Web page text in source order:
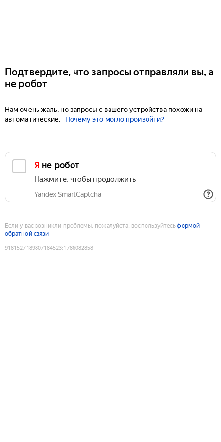
Подтвердите, что запросы отправляли вы, а
не робот
Нам очень жаль, но запросы с вашего устройства похожи на
автоматические.
Почему это могло произойти?
Я не робот
Нажмите, чтобы продолжить
Yandex SmartCaptcha
Если у вас возникли проблемы, пожалуйста, воспользуйтесьформой
обратной связи
9181527189807184523:1786082858